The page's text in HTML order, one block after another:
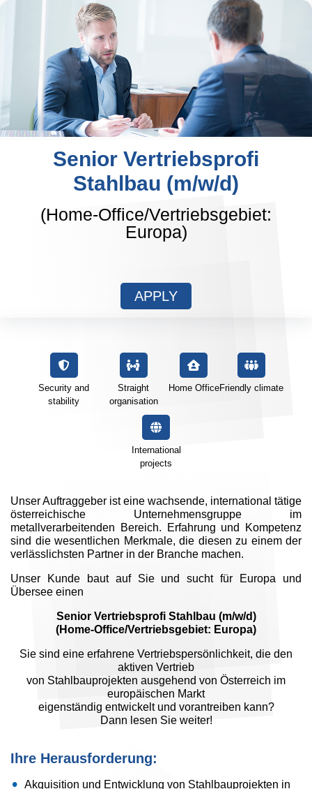
Senior Vertriebsprofi
Stahlbau (m/w/d)
(Home-Office/Vertriebsgebiet:
Europa)
APPLY
Security and
stability
Straight
organisation
Home OfficeFriendly climate
International
projects
Unser Auftraggeber ist eine wachsende, international tätige
österreichische Unternehmensgruppe im
metallverarbeitenden Bereich. Erfahrung und Kompetenz
sind die wesentlichen Merkmale, die diesen zu einem der
verlässlichsten Partner in der Branche machen.
Unser Kunde baut auf Sie und sucht für Europa und
Übersee einen
Senior Vertriebsprofi Stahlbau (m/w/d)
(Home-Office/Vertriebsgebiet: Europa)
Sie sind eine erfahrene Vertriebspersönlichkeit, die den
aktiven Vertrieb
von Stahlbauprojekten ausgehend von Österreich im
europäischen Markt
eigenständig entwickelt und vorantreiben kann?
Dann lesen Sie weiter!
Ihre Herausforderung:
Akquisition und Entwicklung von Stahlbauprojekten in